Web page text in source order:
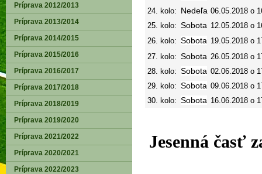
24. kolo: Nedeľa 06.05.2018 o
25. kolo: Sobota 12.05.2018 o
26. kolo: Sobota 19.05.2018 o
27. kolo: Sobota 26.05.2018 o
28. kolo: Sobota 02.06.2018 o
29. kolo: Sobota 09.06.2018 o
30. kolo: Sobota 16.06.2018 o
Jesenná časť
Príprava 2012/2013
Príprava 2013/2014
Príprava 2014/2015
Príprava 2015/2016
Príprava 2016/2017
Príprava 2017/2018
Príprava 2018/2019
Príprava 2019/2020
Príprava 2021/2022
Príprava 2020/2021
Príprava 2022/2023